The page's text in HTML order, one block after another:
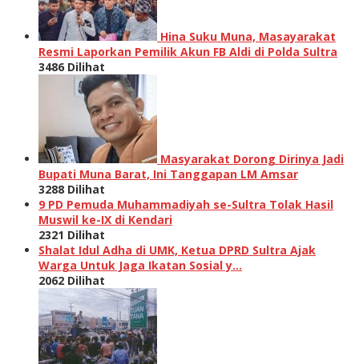
Hina Suku Muna, Masayarakat
Resmi Laporkan Pemilik Akun FB Aldi di Polda Sultra
3486 Dilihat
Masyarakat Dorong Dirinya Jadi
Bupati Muna Barat, Ini Tanggapan LM Amsar
3288 Dilihat
9 PD Pemuda Muhammadiyah se-Sultra Tolak Hasil
Muswil ke-IX di Kendari
2321 Dilihat
Shalat Idul Adha di UMK, Ketua DPRD Sultra Ajak
Warga Untuk Jaga Ikatan Sosial y…
2062 Dilihat